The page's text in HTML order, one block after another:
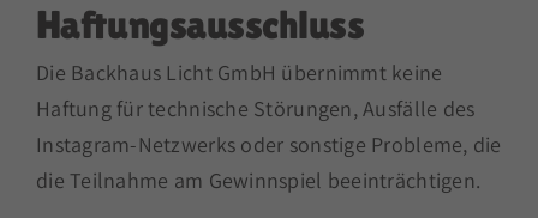
Haftungsausschluss
Die Backhaus Licht GmbH übernimmt keine
Haftung für technische Störungen, Ausfälle des
Instagram-Netzwerks oder sonstige Probleme, die
die Teilnahme am Gewinnspiel beeinträchtigen.